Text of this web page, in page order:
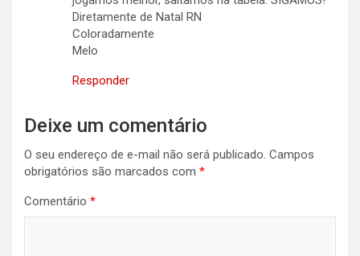
Diretamente de Natal RN
Coloradamente
Melo
Responder
Deixe um comentário
O seu endereço de e-mail não será publicado. Campos
obrigatórios são marcados com *
Comentário *